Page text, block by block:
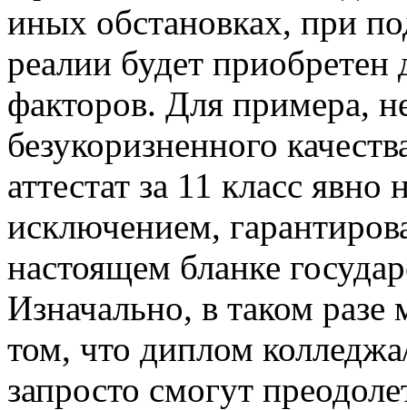
иных обстановках, при
реалии будет
факторов. Для примера,
безукоризненного
аттестат за 11 класс явно
исключением,
настоящем бланке
Изначально, в таком
том, что диплом
запросто смогут